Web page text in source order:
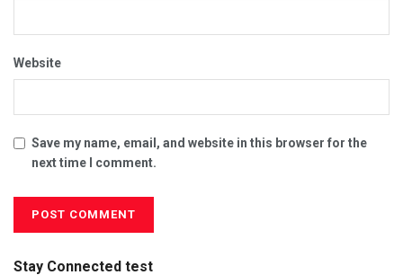
Website
Save my name, email, and website in this browser for the
next time I comment.
Stay Connected test